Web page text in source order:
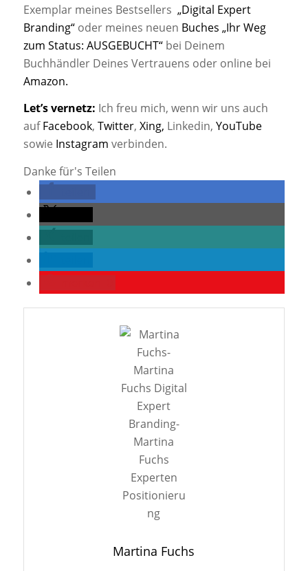
Exemplar meines Bestsellers „Digital Expert
Branding“oder meines neuen Buches „Ihr Weg
zum Status: AUSGEBUCHT“bei Deinem
Buchhändler Deines Vertrauens oder online bei
Amazon.
Let’s vernetz: Ich freu mich, wenn wir uns auch
aufFacebook, Twitter, Xing, Linkedin, YouTube
sowie Instagram verbinden.
Danke für's Teilen
Martina Fuchs